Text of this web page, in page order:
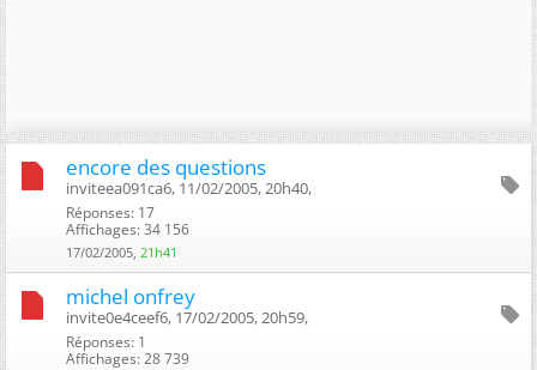
encore des questions
inviteea091ca6, 11/02/2005, 20h40, ‎
Réponses: 17
Affichages: 34 156
17/02/2005, 21h41
michel onfrey
invite0e4ceef6, 17/02/2005, 20h59, ‎
Réponses: 1
Affichages: 28 739